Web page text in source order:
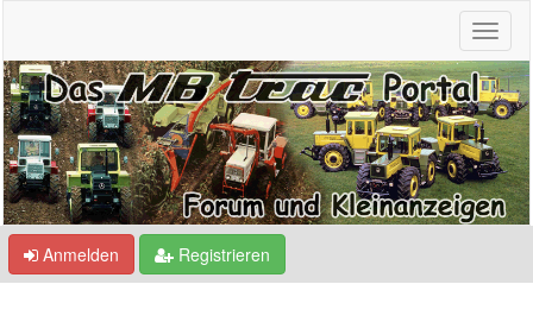
Anmelden Registrieren